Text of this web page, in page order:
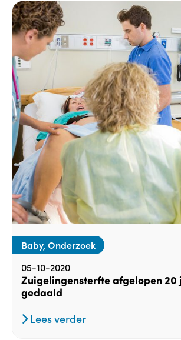
Baby, Onderzoek
05-10-2020
Zuigelingensterfte afgelopen 20
gedaald
Lees verder